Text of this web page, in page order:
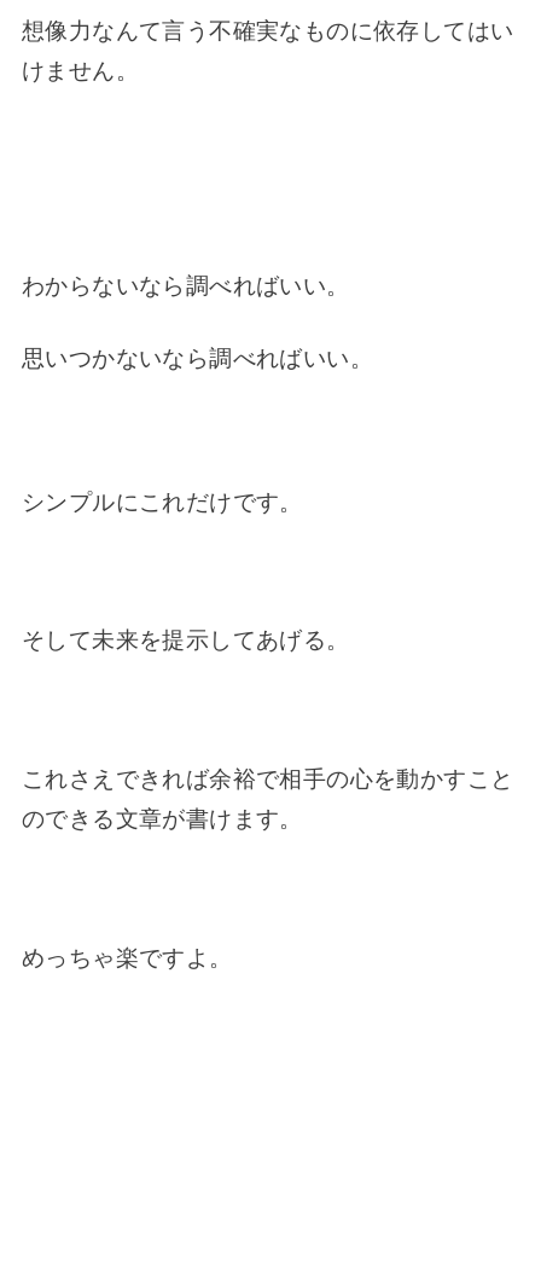
想像力なんて言う不確実なものに依存してはい
けません。
わからないなら調べればいい。
思いつかないなら調べればいい。
シンプルにこれだけです。
そして未来を提示してあげる。
これさえできれば余裕で相手の心を動かすこと
のできる文章が書けます。
めっちゃ楽ですよ。